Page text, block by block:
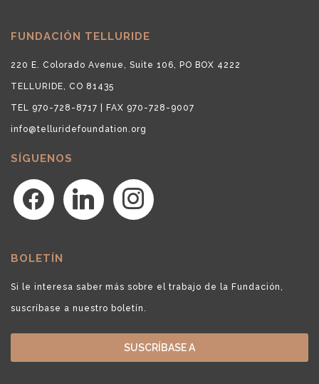
FUNDACIÓN TELLURIDE
220 E. Colorado Avenue, Suite 106, PO BOX 4222
TELLURIDE, CO 81435
TEL 970-728-8717 | FAX 970-728-9007
info@telluridefoundation.org
SÍGUENOS
facebook linkedin instagram
BOLETÍN
Si le interesa saber más sobre el trabajo de la Fundación,
suscríbase a nuestro boletín.
SUSCRÍBASE A